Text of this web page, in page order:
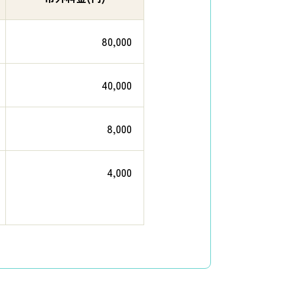
80,000
40,000
8,000
4,000